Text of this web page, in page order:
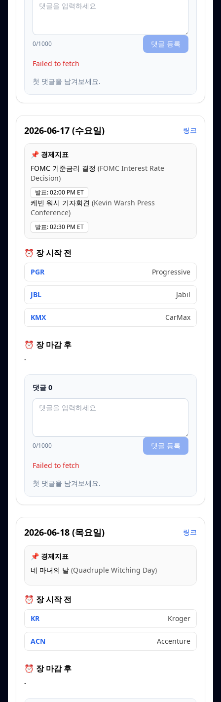
0/1000 댓글 등록
Failed to fetch
첫 댓글을 남겨보세요.
2026-06-17 (수요일) 링크
📌 경제지표
FOMC 기준금리 결정 (FOMC Interest Rate
Decision)
발표:02:00 PM ET
케빈 워시 기자회견 (Kevin Warsh Press
Conference)
발표:02:30 PM ET
⏰ 장 시작 전
PGR Progressive
JBL Jabil
KMX CarMax
⏰ 장 마감 후
-
댓글 0
0/1000 댓글 등록
Failed to fetch
첫 댓글을 남겨보세요.
2026-06-18 (목요일) 링크
📌 경제지표
네 마녀의 날 (Quadruple Witching Day)
⏰ 장 시작 전
KR Kroger
ACN Accenture
⏰ 장 마감 후
-